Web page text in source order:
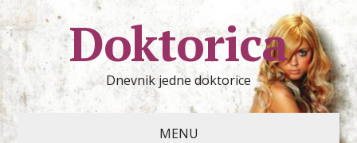
Doktorica
Dnevnik jedne doktorice
MENU